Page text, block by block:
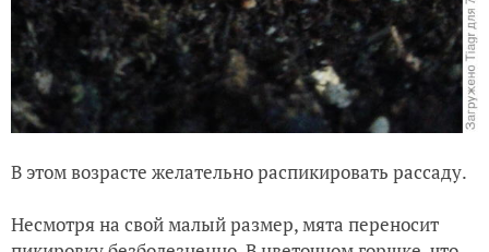
В этом возрасте желательно распикировать рассаду.
Несмотря на свой малый размер, мята переносит